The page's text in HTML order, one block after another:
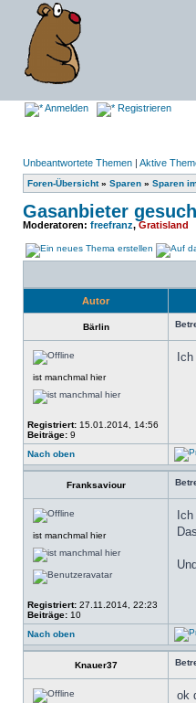
Anmelden Registrieren
Unbeantwortete Themen | Aktive
Foren-Übersicht» Sparen » Sparen
Gasanbieter
Moderatoren: freefranz,Gratisland
Autor
Bärlin
ist manchmal hier
Registriert: 15.01.2014, 14:56
Beiträge: 9
Nach oben
Franksaviour
ist manchmal hier
Registriert: 27.11.2014, 22:23
Beiträge: 10
Nach oben
Knauer37
ok